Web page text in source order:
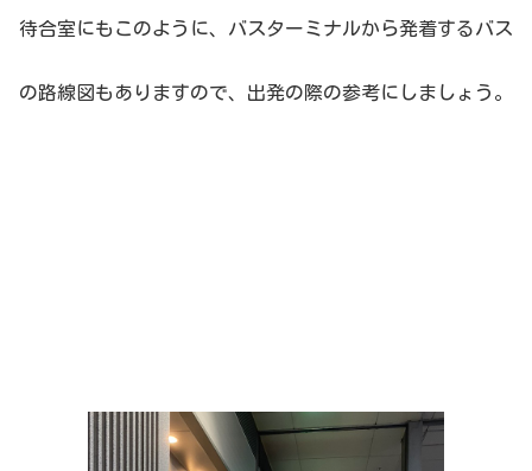
待合室にもこのように、バスターミナルから発着するバス
の路線図もありますので、出発の際の参考にしましょう。